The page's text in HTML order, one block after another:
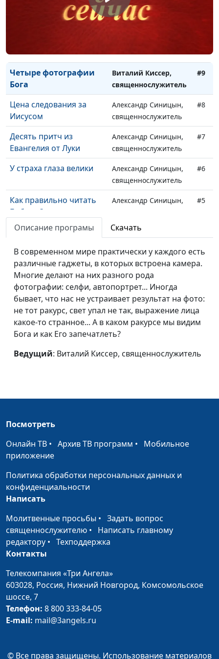
Не искушай Господа
Сергей Парфенов,
священнослужитель
счастье (первая часть)
священнослужитель
Четыре фотографии
Бога
Виталий Киссер,
священнослужитель
#9
Цена следования за
Иисусом
Александр Синицын,
священнослужитель
#8
Десять притч из
Евангелия от Луки
Александр Синицын,
священнослужитель
#7
У страха глаза велики
Александр Синицын,
священнослужитель
#6
Как правильно читать
Библию?
Александр Синицын,
#5
Как правильно
человека?
Александр Синицын,
Понять, простить и
отпустить (вторая
часть)
Виталий Киссер,
священнослужитель
Понять, простить и
отпустить (первая
Виталий Киссер,
священнослужитель
#2
Описание програмы Скачать
В современном мире практически у каждого есть
различные гаджеты, в которых встроена камера.
Многие делают на них разного рода
фотографии: селфи, автопортрет... Иногда
бывает, что нас не устраивает результат на фото:
не тот ракурс, свет упал не так, выражение лица
какое-то странное... А в каком ракурсе мы видим
Бога и как Его запечатлеть?
Ведущий: Виталий Киссер, священнослужитель
Посмотреть
Онлайн ТВ • Архив ТВ программ • Мобильное
приложение
Политика обработки персональных данных и
конфиденциальности
Написать
Молитвенные просьбы • Задать вопрос
священнослужителю • Написать главному
редактору • Техподдержка
Контакты
Телекомпания «Три Ангела»
603028, Россия, Нижний Новгород, Комсомольское
шоссе, 7
Телефон: 8 800 333-84-05
E-mail: mail@3angels.ru
© Все права защищены. Использование материалов